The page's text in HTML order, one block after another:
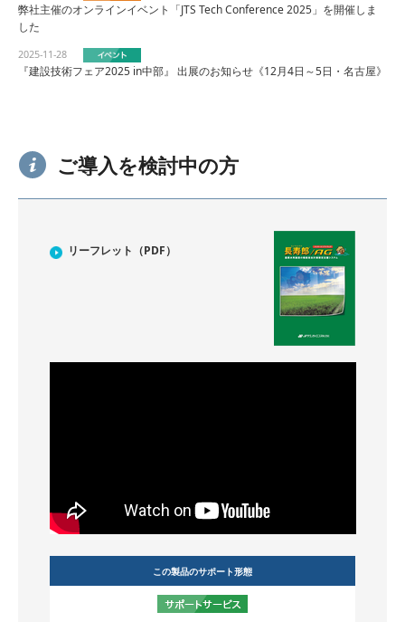
弊社主催のオンラインイベント「JTS Tech Conference 2025」を開催しま
した
2025-11-28
『建設技術フェア2025 in中部』 出展のお知らせ《12月4日～5日・名古屋》
ご導入を検討中の方
リーフレット（PDF）
この製品のサポート形態